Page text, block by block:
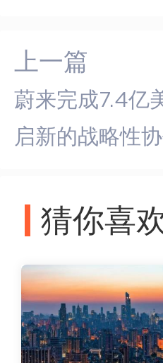
上一篇
蔚来完成7.4亿
启新的战略性协
猜你喜